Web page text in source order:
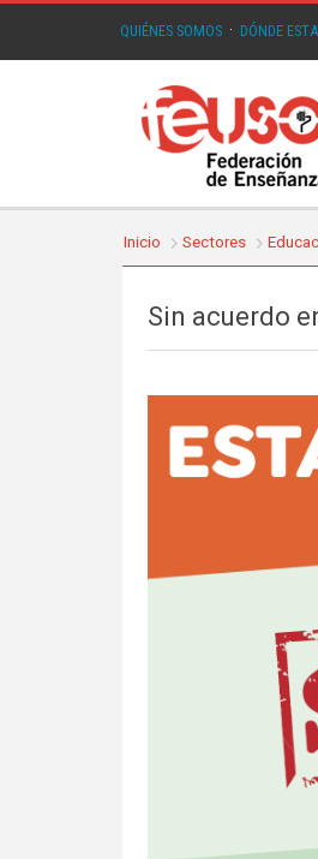
QUIÉNES SOMOS · DÓNDE
Inicio Sectores
Sin acuerdo